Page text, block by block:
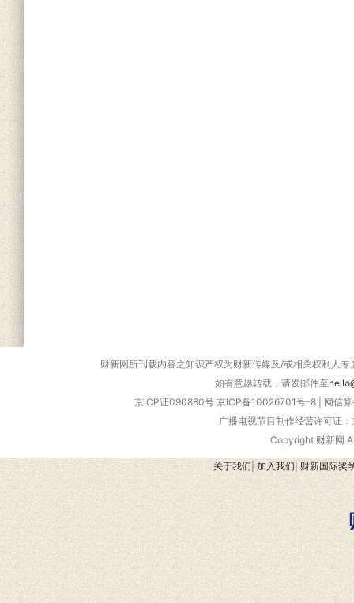
财新网所刊载内容之知识产权为财新传媒及/或相关权利人
如有意愿转载，请发邮件至
京ICP证090880号 京ICP备10026701号-8
网信
广播电视节目制作经营许可证
Copyright 财新网
关于我们 加入我们 财新国际奖